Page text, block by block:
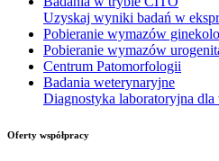
Uzyskaj wyniki badań w
Pobieranie wymazów
Pobieranie wymazów
Centrum Patomorfologii
Badania weterynaryjne
Diagnostyka laboratoryjna dla
Oferty współpracy